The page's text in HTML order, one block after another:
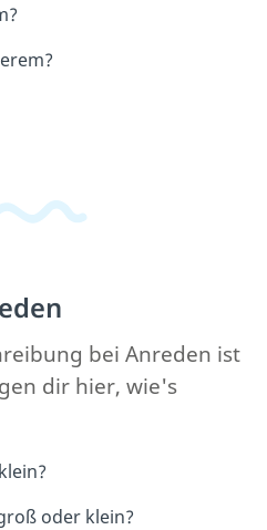
bei Anreden ist
dir hier, wie's
oder klein?